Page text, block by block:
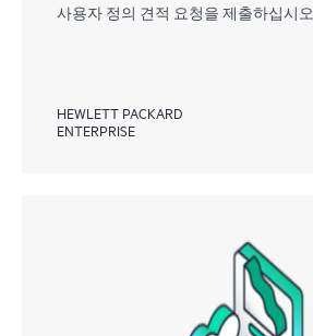
사용자 정의 견적 요청을 제출하십시오
HEWLETT PACKARD
ENTERPRISE